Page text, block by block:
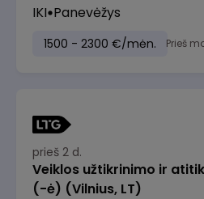
IKI Panevėžys
1500 - 2300 €/mėn. Prieš
prieš 2 d.
Veiklos užtikrinimo ir
(-ė) (Vilnius, LT)